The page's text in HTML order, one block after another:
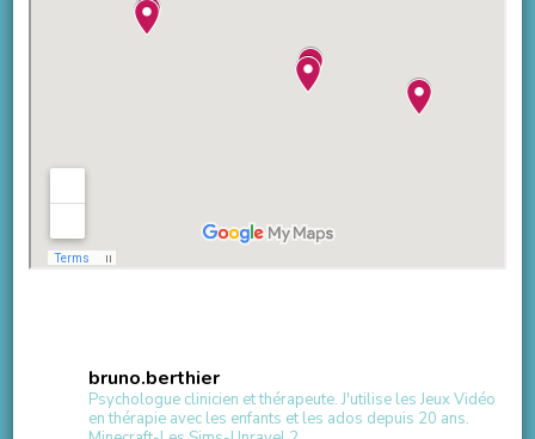
bruno.berthier
Psychologue clinicien et thérapeute.J'utilise les Jeux Vidéo
en thérapie avec les enfants et les ados depuis 20 ans.